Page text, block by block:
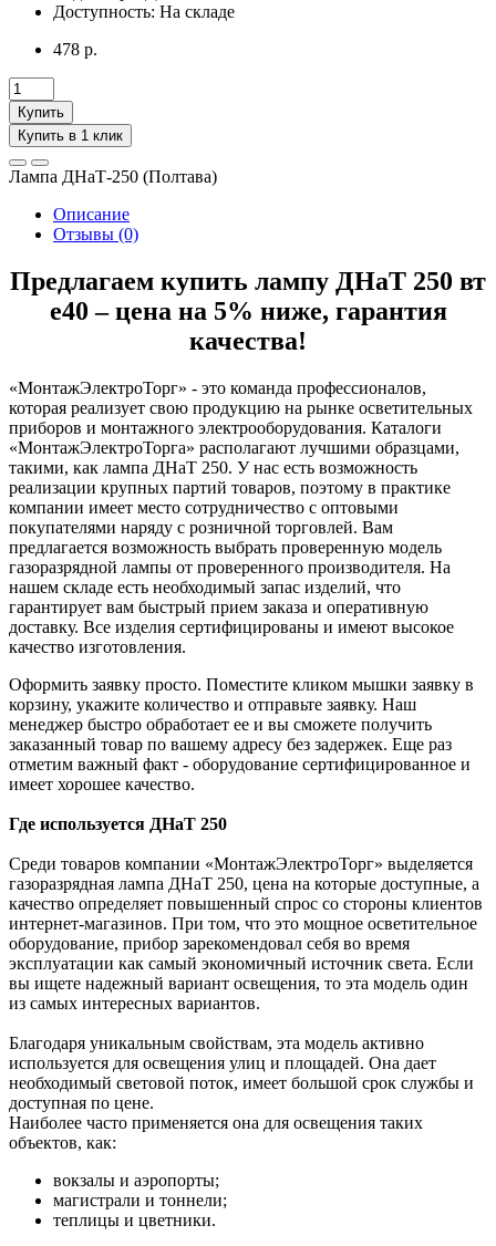
Доступность: На складе
478 р.
Купить
Купить в 1 клик
Лампа ДНаТ-250 (Полтава)
Описание
Отзывы (0)
Предлагаем купить лампу ДНаТ 250 вт
е40 – цена на 5% ниже, гарантия
качества!
«МонтажЭлектроТорг» - это команда профессионалов,
которая реализует свою продукцию на рынке осветительных
приборов и монтажного электрооборудования. Каталоги
«МонтажЭлектроТорга» располагают лучшими образцами,
такими, как лампа ДНаТ 250. У нас есть возможность
реализации крупных партий товаров, поэтому в практике
компании имеет место сотрудничество с оптовыми
покупателями наряду с розничной торговлей. Вам
предлагается возможность выбрать проверенную модель
газоразрядной лампы от проверенного производителя. На
нашем складе есть необходимый запас изделий, что
гарантирует вам быстрый прием заказа и оперативную
доставку. Все изделия сертифицированы и имеют высокое
качество изготовления.
Оформить заявку просто. Поместите кликом мышки заявку в
корзину, укажите количество и отправьте заявку. Наш
менеджер быстро обработает ее и вы сможете получить
заказанный товар по вашему адресу без задержек. Еще раз
отметим важный факт - оборудование сертифицированное и
имеет хорошее качество.
Где используется ДНаТ 250
Среди товаров компании «МонтажЭлектроТорг» выделяется
газоразрядная лампа ДНаТ 250, цена на которые доступные, а
качество определяет повышенный спрос со стороны клиентов
интернет-магазинов. При том, что это мощное осветительное
оборудование, прибор зарекомендовал себя во время
эксплуатации как самый экономичный источник света. Если
вы ищете надежный вариант освещения, то эта модель один
из самых интересных вариантов.
Благодаря уникальным свойствам, эта модель активно
используется для освещения улиц и площадей. Она дает
необходимый световой поток, имеет большой срок службы и
доступная по цене.
Наиболее часто применяется она для освещения таких
объектов, как:
вокзалы и аэропорты;
магистрали и тоннели;
теплицы и цветники.